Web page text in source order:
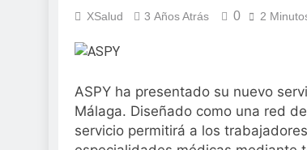
La
2
El
para el
2
XSalud 3 Años Atrás 0 2
ASPY ha presentado su nuevo
Málaga. Diseñado como una red
servicio permitirá a los